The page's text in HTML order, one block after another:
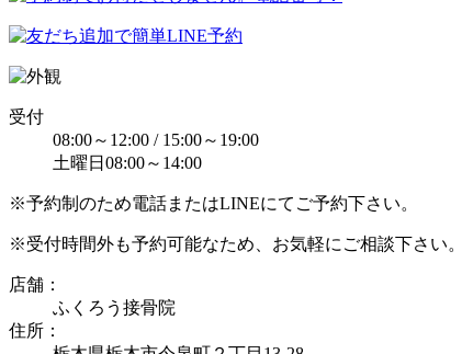
受付
08:00～12:00 / 15:00～19:00
土曜日08:00～14:00
※予約制のため電話またはLINEにてご予約下さい。
※受付時間外も予約可能なため、お気軽にご相談下さい。
店舗：
ふくろう接骨院
住所：